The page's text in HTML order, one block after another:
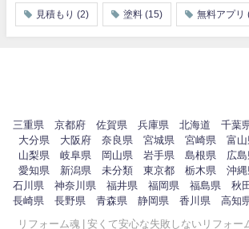
見積もり (2) 塗料 (15) 無料アプリ
三重県 京都府 佐賀県 兵庫県 北海道 千葉
大分県
大阪府 奈良県 宮城県 宮崎県 富山
山梨県
岐阜県 岡山県 岩手県 島根県 広島
愛知県
新潟県 未分類 東京都 栃木県 沖縄
石川県
神奈川県 福井県 福岡県 福島県 秋
長崎県
長野県 青森県 静岡県 香川県 高知
リフォーム魂 | 安くて安心な失敗しないリフォー